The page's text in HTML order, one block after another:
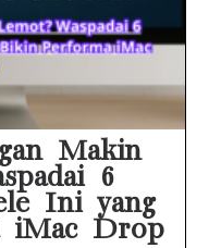
Makin
6
Ini yang
iMac Drop